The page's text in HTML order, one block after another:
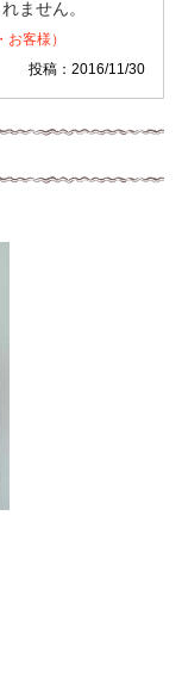
ません。
客様）
投稿：2016/11/30